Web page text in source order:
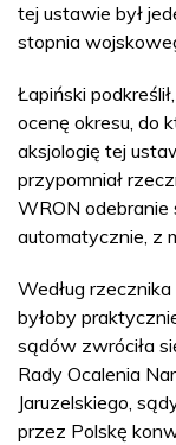
tej ustawie był
stopnia
Łapiński
ocenę okresu, do
aksjologię tej
przypomniał
WRON odebranie
automatycznie, z
Według
byłoby
sądów zwróciła
Rady Ocalenia
Jaruzelskiego,
przez Polskę